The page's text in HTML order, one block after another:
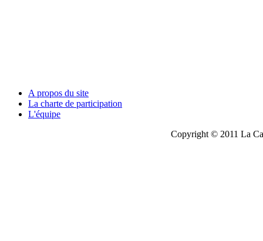
A propos du site
La charte de participation
L'équipe
Copyright © 2011 La